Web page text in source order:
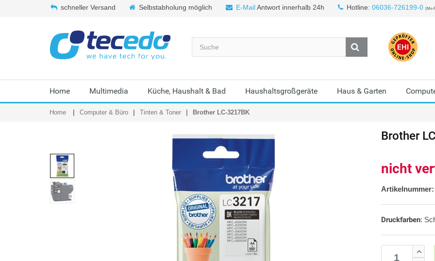
schneller Versand Selbstabholung möglich E-MailAntwort innerhalb 24h Hotline: 06036-726199-0 (Mo-
Home Multimedia Küche, Haushalt & Bad Haushaltsgroßgeräte Haus & Garten
Home Computer & Büro Tinten & Toner Brother LC-3217BK
Brother
nicht
Artikelnummer:
Druckfarben: